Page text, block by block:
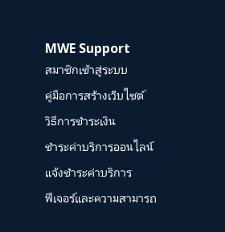
MWE Support
สมาชิกเข้าสู่ระบบ
คู่มือการสร้างเว็บไซต์
วิธีการชำระเงิน
ชำระค่าบริการออนไลน์
แจ้งชำระค่าบริการ
ฟีเจอร์และความสามารถ